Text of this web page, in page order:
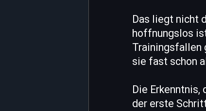
Das liegt nicht
hoffnungslos
Trainingsfallen
sie fast schon
Die
der erste